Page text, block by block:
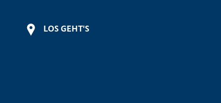
LOS GEHT'S